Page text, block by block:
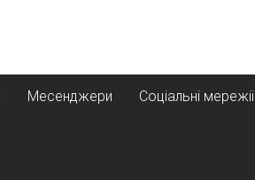
Месенджери Соціальні мережіі